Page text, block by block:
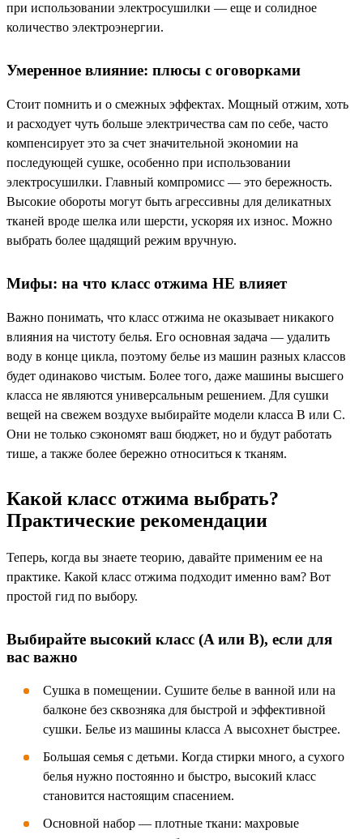
при использовании электросушилки — еще и солидное
количество электроэнергии.
Умеренное влияние: плюсы с оговорками
Стоит помнить и о смежных эффектах. Мощный отжим, хоть
и расходует чуть больше электричества сам по себе, часто
компенсирует это за счет значительной экономии на
последующей сушке, особенно при использовании
электросушилки. Главный компромисс — это бережность.
Высокие обороты могут быть агрессивны для деликатных
тканей вроде шелка или шерсти, ускоряя их износ. Можно
выбрать более щадящий режим вручную.
Мифы: на что класс отжима НЕ влияет
Важно понимать, что класс отжима не оказывает никакого
влияния на чистоту белья. Его основная задача — удалить
воду в конце цикла, поэтому белье из машин разных классов
будет одинаково чистым. Более того, даже машины высшего
класса не являются универсальным решением. Для сушки
вещей на свежем воздухе выбирайте модели класса B или C.
Они не только сэкономят ваш бюджет, но и будут работать
тише, а также более бережно относиться к тканям.
Какой класс отжима выбрать?
Практические рекомендации
Теперь, когда вы знаете теорию, давайте применим ее на
практике. Какой класс отжима подходит именно вам? Вот
простой гид по выбору.
Выбирайте высокий класс (A или B), если для
вас важно
Сушка в помещении. Сушите белье в ванной или на
балконе без сквозняка для быстрой и эффективной
сушки. Белье из машины класса А высохнет быстрее.
Большая семья с детьми. Когда стирки много, а сухого
белья нужно постоянно и быстро, высокий класс
становится настоящим спасением.
Основной набор — плотные ткани: махровые